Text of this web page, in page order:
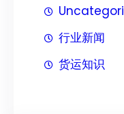
行业新闻
货运知识